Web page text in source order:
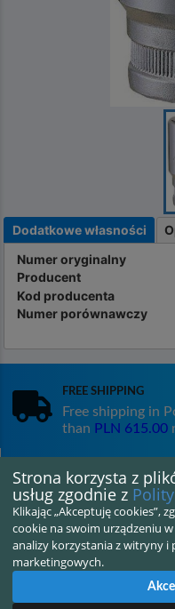
Strona korzysta z
usług zgodnie z
Klikając „Akceptuję cookies”,
cookie na swoim urządzeniu
analizy korzystania z witryny i
marketingowych.
Dodatkowe własności
Numer oryginalny
Producent
Kod producenta
Numer porównawczy
Free shipping
Free shipping in
than PLN 615.00
Satisfaction
14 days for
Shipping in 24H